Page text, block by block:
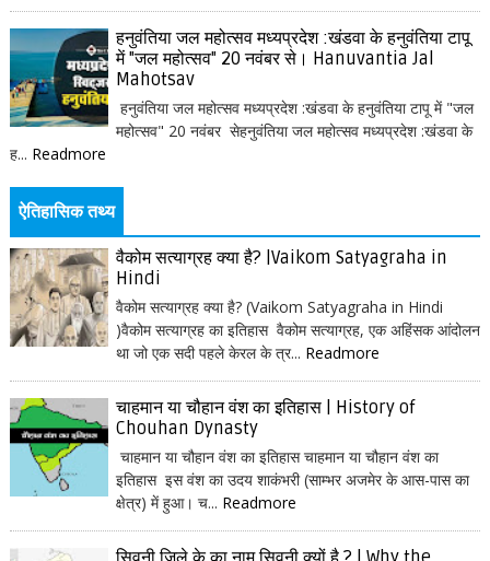
हनुवंतिया जल महोत्सव मध्यप्रदेश :खंडवा के हनुवंतिया टापू
में "जल महोत्सव" 20 नवंबर से। Hanuvantia Jal
Mahotsav
हनुवंतिया जल महोत्सव मध्यप्रदेश :खंडवा के हनुवंतिया टापू में "जल
महोत्सव" 20 नवंबर सेहनुवंतिया जल महोत्सव मध्यप्रदेश :खंडवा के
ह... Readmore
ऐतिहासिक तथ्य
वैकोम सत्याग्रह क्या है? |Vaikom Satyagraha in
Hindi
वैकोम सत्याग्रह क्या है? (Vaikom Satyagraha in Hindi
)वैकोम सत्याग्रह का इतिहास वैकोम सत्याग्रह, एक अहिंसक आंदोलन
था जो एक सदी पहले केरल के त्र... Readmore
चाहमान या चौहान वंश का इतिहास | History of
Chouhan Dynasty
चाहमान या चौहान वंश का इतिहास चाहमान या चौहान वंश का
इतिहास इस वंश का उदय शाकंभरी (साम्भर अजमेर के आस-पास का
क्षेत्र) में हुआ। च... Readmore